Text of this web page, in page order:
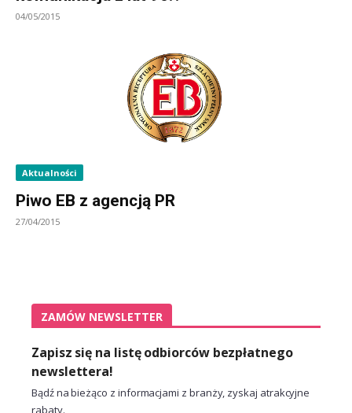
04/05/2015
Aktualności
Piwo EB z agencją PR
27/04/2015
ZAMÓW NEWSLETTER
Zapisz się na listę odbiorców bezpłatnego
newslettera!
Bądź na bieżąco z informacjami z branży, zyskaj atrakcyjne
rabaty.